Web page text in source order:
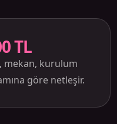
TL
mekan, kurulum
göre netleşir.